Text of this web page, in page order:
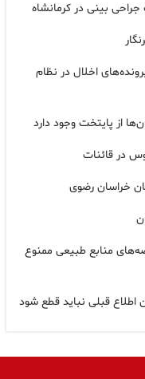
بینی در کرمانشاه
اخلال در نظام
از پایتخت وجود دارد
خراسان رضوی
منابع طبیعی ممنوع
اطلاع قبلی نباید قطع شود